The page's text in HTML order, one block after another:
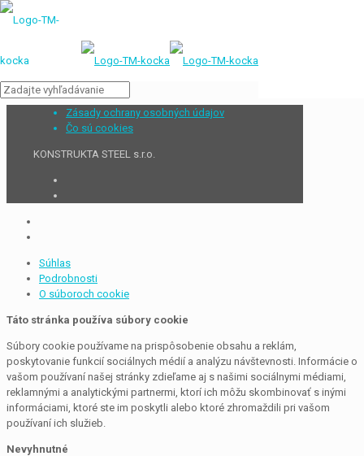
Zásady ochrany osobných údajov
Čo sú cookies
KONSTRUKTA STEEL s.r.o.
Súhlas
Podrobnosti
O súboroch cookie
Táto stránka používa súbory cookie
Súbory cookie používame na prispôsobenie obsahu a reklám,
poskytovanie funkcií sociálnych médií a analýzu návštevnosti. Informácie o
vašom používaní našej stránky zdieľame aj s našimi sociálnymi médiami,
reklamnými a analytickými partnermi, ktorí ich môžu skombinovať s inými
informáciami, ktoré ste im poskytli alebo ktoré zhromaždili pri vašom
používaní ich služieb.
Nevyhnutné